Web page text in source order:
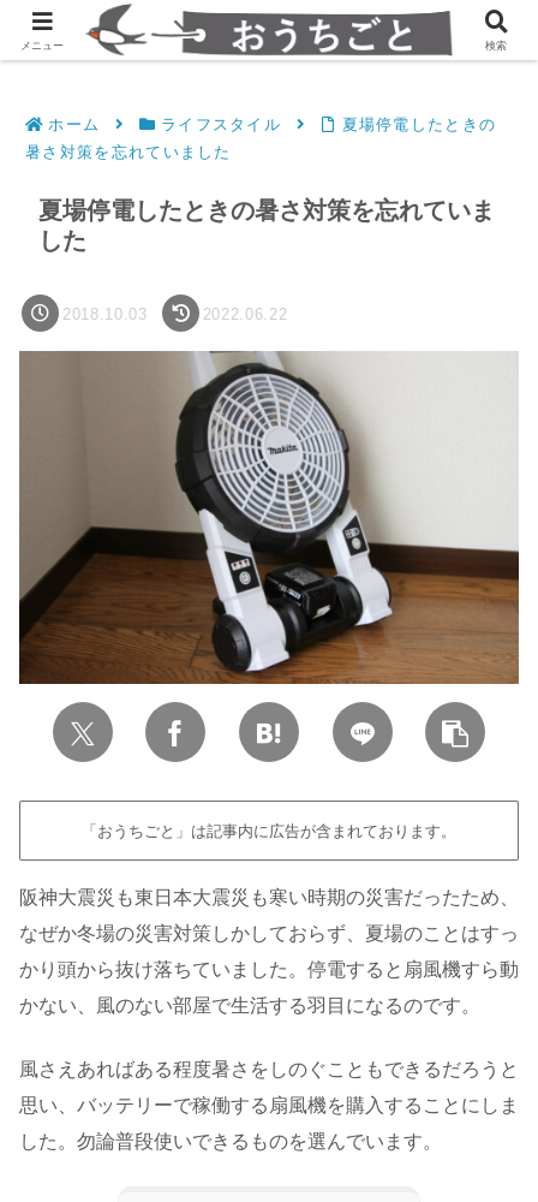
発達障害凸凹夫婦のシンプルすっきり生活
ホーム ライフスタイル
夏場停電したときの
暑さ対策を忘れていました
夏場停電したときの暑さ対策を忘れていま
した
2018.10.03 2022.06.22
「おうちごと」は記事内に広告が含まれております。
阪神大震災も東日本大震災も寒い時期の災害だったため、
なぜか冬場の災害対策しかしておらず、夏場のことはすっ
かり頭から抜け落ちていました。停電すると扇風機すら動
かない、風のない部屋で生活する羽目になるのです。
風さえあればある程度暑さをしのぐこともできるだろうと
思い、バッテリーで稼働する扇風機を購入することにしま
した。勿論普段使いできるものを選んでいます。
メニュー 検索